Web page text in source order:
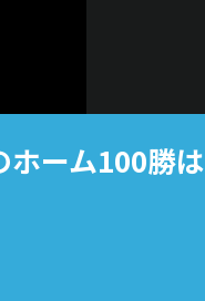
ホーム100勝は